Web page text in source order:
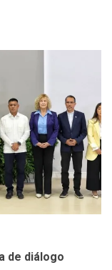
de diálogo